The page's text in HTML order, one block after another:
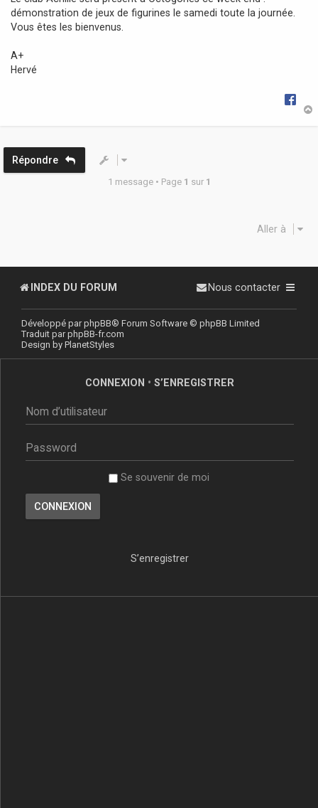
e
démonstration de jeux de figurines le samedi toute la journée.
Vous êtes les bienvenus.
A+
Hervé
Répondre
1 message • Page 1 sur 1
Aller à
INDEX DU FORUM Nous contacter
Développé parphpBB® Forum Software © phpBB Limited
Traduit parphpBB-fr.com
Design by PlanetStyles
CONNEXION • S’ENREGISTRER
Se souvenir de moi
S’enregistrer